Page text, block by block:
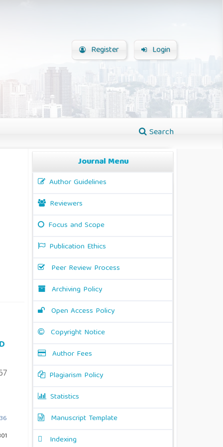
Search
Register Login
Journal Menu
Author Guidelines
Reviewers
Focus and Scope
Publication Ethics
Peer Review Process
Archiving Policy
Open Access Policy
Copyright Notice
Author Fees
Plagiarism Policy
Statistics
Manuscript Template
Indexing